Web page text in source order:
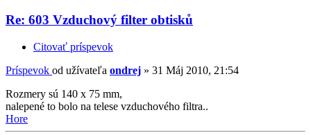
Re: 603 Vzduchový filter obtisků
Citovať príspevok
Príspevok od užívateľa ondrej » 31 Máj 2010, 21:54
Rozmery sú 140 x 75 mm,
nalepené to bolo na telese vzduchového filtra..
Hore